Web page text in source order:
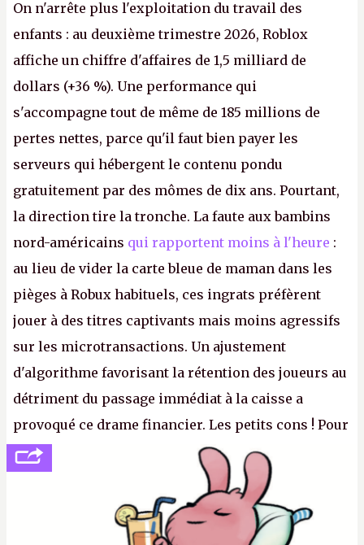
On n'arrête plus l'exploitation du travail des
enfants : au deuxième trimestre 2026, Roblox
affiche un chiffre d'affaires de 1,5 milliard de
dollars (+36 %). Une performance qui
s'accompagne tout de même de 185 millions de
pertes nettes, parce qu'il faut bien payer les
serveurs qui hébergent le contenu pondu
gratuitement par des mômes de dix ans. Pourtant,
la direction tire la tronche. La faute aux bambins
nord-américains qui rapportent moins à l'heure :
au lieu de vider la carte bleue de maman dans les
pièges à Robux habituels, ces ingrats préfèrent
jouer à des titres captivants mais moins agressifs
sur les microtransactions. Un ajustement
d'algorithme favorisant la rétention des joueurs au
détriment du passage immédiat à la caisse a
provoqué ce drame financier. Les petits cons ! Pour
se consoler, le PDG David Baszucki peut compter
sur le déblocage du jeu en Russie et l'explosion des
joueurs majeurs (+32 %). L'avenir appartient donc
aux adultes, qui ne sont jamais que des enfants